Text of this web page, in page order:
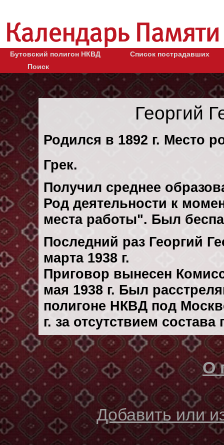
Бутовский полигон НКВД
Список пострадавших
Поиск
Георгий
Родился в 1892 г. Место
Грек.
Получил среднее
Род деятельности к
места работы". Был
Последний раз Георгий
марта 1938 г.
Приговор вынесен
мая 1938 г. Был
полигоне НКВД под
г. за отсутствием
О
Добавить или